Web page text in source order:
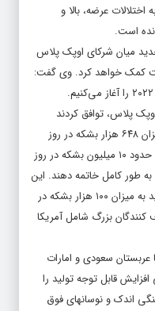
عرضه، بالا و
است.
میان شرکای اوپک پلاس
وضعیت کمک خواهد کرد. وی گفت:
پلاس، توافق کردند
تولیدشان در ماه‌های ژوییه و اوت را به میزان ۶۴۸ هزار بشکه در روز
افزایش دهند تا محدودیت عرضه تاریخی حدود ۱۰ میلیون بشکه در روز
گذاشتند را به طور کامل خاتمه دهند. این
گروه اوایل ماه میلادی جاری، افزایش تولید به میزان ۱۰۰ هزار بشکه در
کنندگان بزرگ شامل آمریکا
سعودی و امارات
قابل توجه تولید را
اندک و نوسانهای فوق